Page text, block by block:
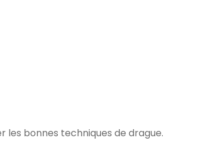
les bonnes techniques de drague.